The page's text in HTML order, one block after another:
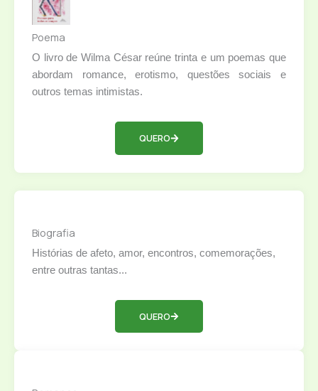
Poema
O livro de Wilma César reúne trinta e um poemas que
abordam romance, erotismo, questões sociais e
outros temas intimistas.
QUERO
Biografia
Histórias de afeto, amor, encontros, comemorações,
entre outras tantas...
QUERO